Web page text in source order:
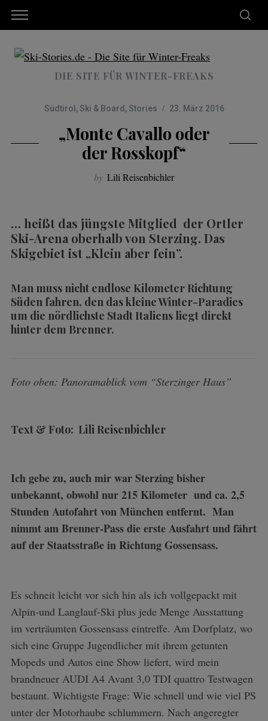
DIE SITE FÜR WINTER-FREAKS
Südtirol , Ski & Board , Stories 23. März 2016
„Monte Cavallo oder
der Rosskopf“
by Lili Reisenbichler
… heißt das jüngste Mitglied der Ortler
Ski-Arena oberhalb von Sterzing. Das
Skigebiet ist „Klein aber fein”.
Man muss nicht endlose Kilometer Richtung
Süden fahren, den das kleine Winter-Paradies
um die nördlichste Stadt Italiens liegt direkt
hinter dem Brenner.
Foto oben: Panoramablick vom “Sterzinger Haus”
Text & Foto: Lili Reisenbichler
Ich gebe zu, auch mir war Sterzing bisher
unbekannt, obwohl nur 215 Kilometer und ca. 2,5
Stunden Autofahrt von München entfernt. Man
nimmt am Brenner-Pass die erste Ausfahrt und fährt
auf der Staatsstraße in Richtung Gossensass.
Es schneit leicht vor sich hin als ich vollgepackt mit
Alpin-und Langlauf-Ski plus jede Menge Ausstattung
im verträumten Gossensass eintreffe. Am Dorfplatz, wo
sich eine Gruppe Jugendlicher mit ihrem getunten
Mopeds und Autos eine Show liefert, wird mein
brandneuer AUDI A4 Avant 3,0 TDI quattro Testwagen
bestaunt. Wichtigste Frage: Wie schnell und wie viel PS
unter der Motorhaube schlummern. Nach angeregter